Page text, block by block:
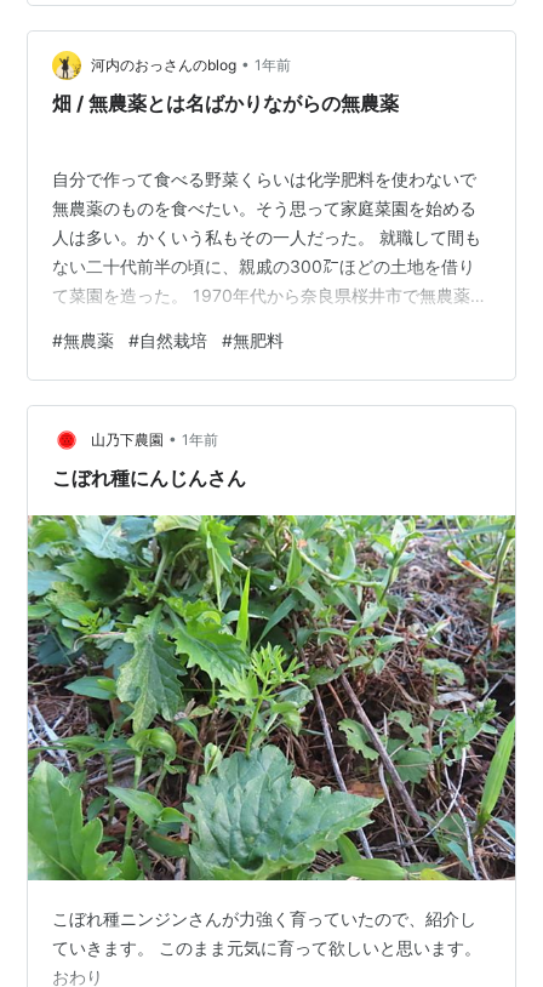
で終わりなので、引き続き頑張っていきたいと思いま
す。 ちなみに稲さんは、扇形にして麻ヒモで縛っており
ます。 youtuberの方がやられていたやり方を真似してや
っています。 おわり
河内のおっさんのblog • 1年前
畑 / 無農薬とは名ばかりながらの無農薬
自分で作って食べる野菜くらいは化学肥料を使わないで
無農薬のものを食べたい。そう思って家庭菜園を始める
人は多い。かくいう私もその一人だった。 就職して間も
ない二十代前半の頃に、親戚の300㌃ほどの土地を借り
て菜園を造った。 1970年代から奈良県桜井市で無農薬、
一という人のニュースを見たのがきっかけだった。 さす
がに不耕というのは無理があったので、家のトラクター
を使ったが、農薬と肥料は買ったことがなかった。 それ
でもなんとか野菜が育ったのは、始めて畑にした土地に
は永年蓄えられた地力があるからだ。 借りた土地の1/3に
#無農薬 #自然栽培 #無肥料
山乃下農園 • 1年前
こぼれ種にんじんさん
こぼれ種ニンジンさんが力強く育っていたので、紹介し
ていきます。 このまま元気に育って欲しいと思います。
おわり